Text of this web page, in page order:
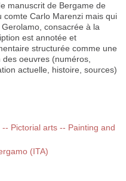
manuscrit de Bergame de
comte Carlo Marenzi mais qui
consacrée à la
est annotée et
structurée comme une
oeuvres (numéros,
actuelle, histoire, sources)
Pictorial arts -- Painting and
(ITA)